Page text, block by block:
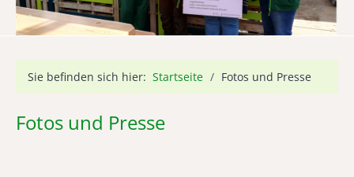
Service
Fotos und Presse
Datenschutz
Sie befinden sich hier: Startseite / Fotos und Presse
Fotos und Presse